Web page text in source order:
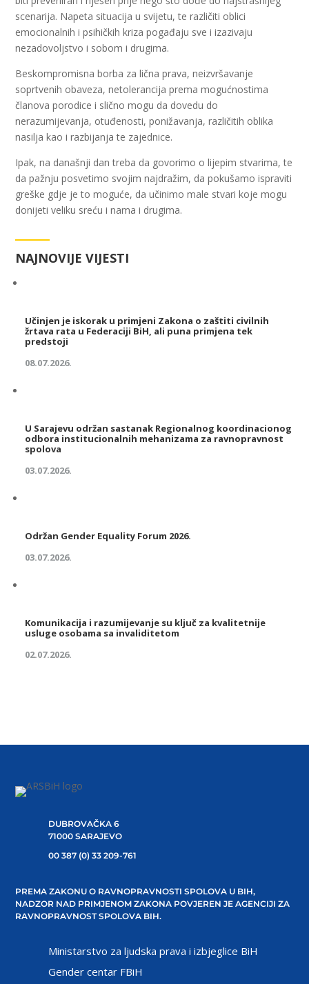
scenarija. Napeta situacija u svijetu, te različiti oblici
emocionalnih i psihičkih kriza pogađaju sve i izazivaju
nezadovoljstvo i sobom i drugima.
Beskompromisna borba za lična prava, neizvršavanje
soprtvenih obaveza, netolerancija prema mogućnostima
članova porodice i slično mogu da dovedu do
nerazumijevanja, otuđenosti, ponižavanja, različitih oblika
nasilja kao i razbijanja te zajednice.
Ipak, na današnji dan treba da govorimo o lijepim stvarima, te
da pažnju posvetimo svojim najdražim, da pokušamo ispraviti
greške gdje je to moguće, da učinimo male stvari koje mogu
donijeti veliku sreću i nama i drugima.
NAJNOVIJE VIJESTI
Učinjen je iskorak u primjeni Zakona o zaštiti civilnih
žrtava rata u Federaciji BiH, ali puna primjena tek
predstoji
08.07.2026.
U Sarajevu održan sastanak Regionalnog koordinacionog
odbora institucionalnih mehanizama za ravnopravnost
spolova
03.07.2026.
Održan Gender Equality Forum 2026.
03.07.2026.
Komunikacija i razumijevanje su ključ za kvalitetnije
usluge osobama sa invaliditetom
02.07.2026.
DUBROVAČKA 6
71000 SARAJEVO
00 387 (0) 33 209-761
PREMA ZAKONU O RAVNOPRAVNOSTI SPOLOVA U BIH,
NADZOR NAD PRIMJENOM ZAKONA POVJEREN JE AGENCIJI ZA
RAVNOPRAVNOST SPOLOVA BIH.
Ministarstvo za ljudska prava i izbjeglice BiH
Gender centar FBiH